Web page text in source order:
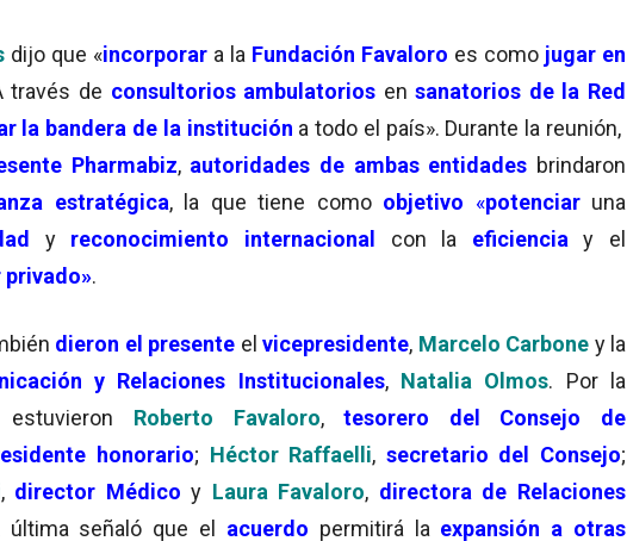
dijo que «incorporar a la Fundación Favaloro es como jugar en
través de consultorios ambulatorios ensanatorios de la Red
la bandera de la institución a todo el país». Durante la reunión,
Pharmabiz, autoridades de ambas entidades brindaron
estratégica, la que tiene como objetivo «potenciar una
y reconocimiento internacional con la eficiencia
y el
.
dieron el presente el vicepresidente, Marcelo Carbone y la
y Relaciones Institucionales, Natalia Olmos. Por la
Roberto Favaloro,tesorero del Consejo de
honorario; Héctor Raffaelli, secretario del Consejo;
, director Médico y Laura Favaloro, directora de Relaciones
última señaló que el acuerdo permitirá la expansión a otras